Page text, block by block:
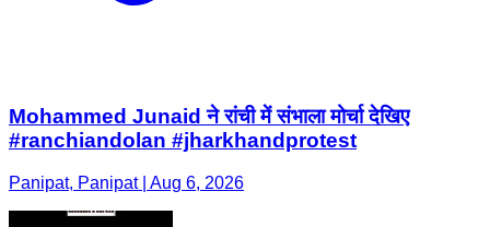
Mohammed Junaid ने रांची में संभाला मोर्चा देखिए
#ranchiandolan #jharkhandprotest
Panipat, Panipat | Aug 6, 2026